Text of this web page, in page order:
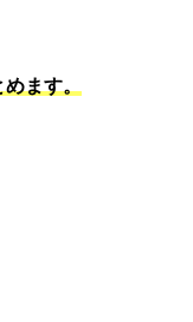
ます。